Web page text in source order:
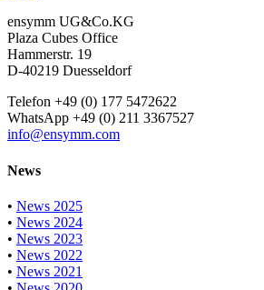
ensymm UG&Co.KG
Plaza Cubes Office
Hammerstr. 19
D-40219 Duesseldorf
Telefon +49 (0) 177 5472622
WhatsApp +49 (0) 211 3367527
info@ensymm.com
News
• News 2025
• News 2024
• News 2023
• News 2022
• News 2021